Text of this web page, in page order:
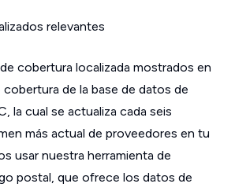
relevantes
cobertura localizada mostrados en
de la base de datos de
la cual se actualiza cada seis
más actual de proveedores en tu
usar nuestra herramienta de
postal, que ofrece los datos de